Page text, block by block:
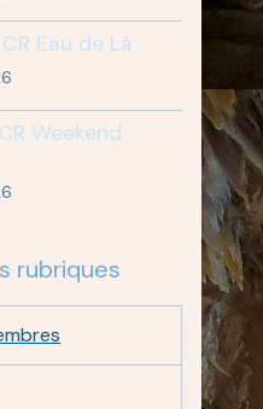
Eau de Là
Weekend
rubriques